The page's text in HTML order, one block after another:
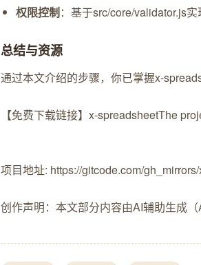
权限控制：基于src/core/validator.js
总结与资源
通过本文介绍的步骤，你已掌握x-
【免费下载链接】x-spreadsheetThe
项目地址: https://gitcode.com/
创作声明：本文部分内容由AI辅助生成